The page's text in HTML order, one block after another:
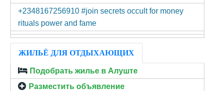
+2348167256910 #join secrets occult for money
rituals power and fame
ЖИЛЬЁ ДЛЯ ОТДЫХАЮЩИХ
Подобрать жилье в Алуште
Разместить объявление